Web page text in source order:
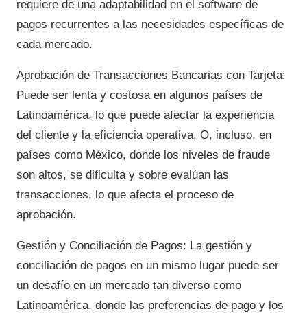
requiere de una adaptabilidad en el software de
pagos recurrentes a las necesidades específicas de
cada mercado.
Aprobación de Transacciones Bancarias con Tarjeta:
Puede ser lenta y costosa en algunos países de
Latinoamérica, lo que puede afectar la experiencia
del cliente y la eficiencia operativa. O, incluso, en
países como México, donde los niveles de fraude
son altos, se dificulta y sobre evalúan las
transacciones, lo que afecta el proceso de
aprobación.
Gestión y Conciliación de Pagos: La gestión y
conciliación de pagos en un mismo lugar puede ser
un desafío en un mercado tan diverso como
Latinoamérica, donde las preferencias de pago y los